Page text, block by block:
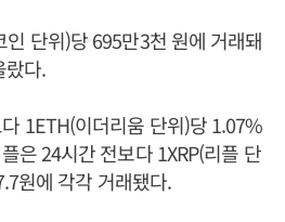
인 단위)당 695만3천 원에 거래돼
랐다.
1ETH(이더리움 단위)당 1.07%
은 24시간 전보다 1XRP(리플 단
원에 각각 거래됐다.